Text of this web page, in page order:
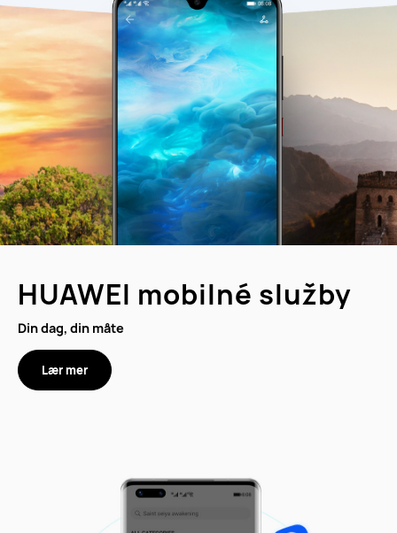
HUAWEI mobilné služby
Din dag, din måte
Lær mer